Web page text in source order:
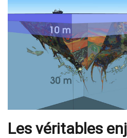
Les véritables